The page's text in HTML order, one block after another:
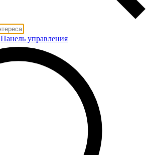
Панель управления